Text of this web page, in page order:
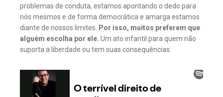
problemas de conduta, estamos apontando o dedo para
nós mesmos e de forma democrática e amarga estamos
diante de nossos limites. Por isso, muitos preferem que
alguém escolha por ele. Um ato infantil para quem não
suporta a liberdade ou tem suas consequências.